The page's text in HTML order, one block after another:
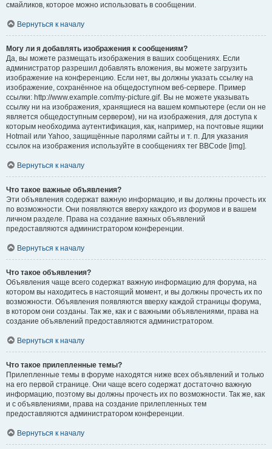
смайликов, которое можно использовать в сообщении.
Вернуться к началу
Могу ли я добавлять изображения к сообщениям?
Да, вы можете размещать изображения в ваших сообщениях. Если
администратор разрешил добавлять вложения, вы можете загрузить
изображение на конференцию. Если нет, вы должны указать ссылку на
изображение, сохранённое на общедоступном веб-сервере. Пример
ссылки: http://www.example.com/my-picture.gif. Вы не можете указывать
ссылку ни на изображения, хранящиеся на вашем компьютере (если он не
является общедоступным сервером), ни на изображения, для доступа к
которым необходима аутентификация, как, например, на почтовые ящики
Hotmail или Yahoo, защищённые паролями сайты и т. п. Для указания
ссылок на изображения используйте в сообщениях тег BBCode [img].
Вернуться к началу
Что такое важные объявления?
Эти объявления содержат важную информацию, и вы должны прочесть их
по возможности. Они появляются вверху каждого из форумов и в вашем
личном разделе. Права на создание важных объявлений
предоставляются администратором конференции.
Вернуться к началу
Что такое объявления?
Объявления чаще всего содержат важную информацию для форума, на
котором вы находитесь в настоящий момент, и вы должны прочесть их по
возможности. Объявления появляются вверху каждой страницы форума,
в котором они созданы. Так же, как и с важными объявлениями, права на
создание объявлений предоставляются администратором.
Вернуться к началу
Что такое прилепленные темы?
Прилепленные темы в форуме находятся ниже всех объявлений и только
на его первой странице. Они чаще всего содержат достаточно важную
информацию, поэтому вы должны прочесть их по возможности. Так же, как
и с объявлениями, права на создание прилепленных тем
предоставляются администратором конференции.
Вернуться к началу